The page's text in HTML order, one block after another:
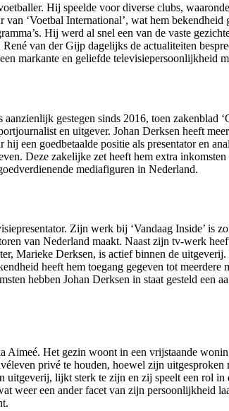
Hij speelde voor diverse clubs,
van ‘Voetbal International’, wat hem
Hij werd al snel een van de vaste
van der Gijp dagelijks de actualiteiten
markante en geliefde televisiepersoonlijkheid
gestegen sinds 2016, toen zakenblad
en uitgever. Johan Derksen heeft
een goedbetaalde positie als presentator en
Deze zakelijke zet heeft hem extra
mediafiguren in Nederland.
Zijn werk bij ‘Vandaag Inside’ is
van Nederland maakt. Naast zijn tv-werk
Marieke Derksen, is actief binnen de
heeft hem toegang gegeven tot
hebben Johan Derksen in staat gesteld een
Aimeé. Het gezin woont in een vrijstaande
privé te houden, hoewel zijn uitgesproken
lijkt sterk te zijn en zij speelt een rol
weer een ander facet van zijn persoonlijkheid